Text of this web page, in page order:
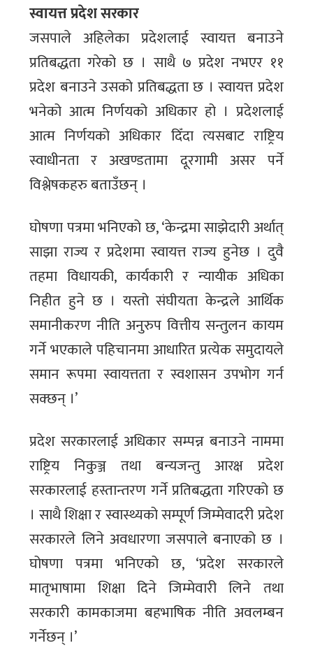
स्वायत्त प्रदेश सरकार
जसपाले अहिलेका प्रदेशलाई स्वायत्त बनाउने
प्रतिबद्धता गरेको छ । साथै ७ प्रदेश नभएर ११
प्रदेश बनाउने उसको प्रतिबद्धता छ । स्वायत्त प्रदेश
भनेको आत्म निर्णयको अधिकार हो । प्रदेशलाई
आत्म निर्णयको अधिकार दिँदा त्यसबाट राष्ट्रिय
स्वाधीनता र अखण्डतामा दूरगामी असर पर्ने
विश्लेषकहरु बताउँछन् ।
घोषणा पत्रमा भनिएको छ, ‘केन्द्रमा साझेदारी अर्थात्
साझा राज्य र प्रदेशमा स्वायत्त राज्य हुनेछ । दुवै
तहमा विधायकी, कार्यकारी र न्यायीक अधिका
निहीत हुने छ । यस्तो संघीयता केन्द्रले आर्थिक
समानीकरण नीति अनुरुप वित्तीय सन्तुलन कायम
गर्ने भएकाले पहिचानमा आधारित प्रत्येक समुदायले
समान रूपमा स्वायत्तता र स्वशासन उपभोग गर्न
सक्छन् ।’
प्रदेश सरकारलाई अधिकार सम्पन्न बनाउने नाममा
राष्ट्रिय निकुञ्ज तथा बन्यजन्तु आरक्ष प्रदेश
सरकारलाई हस्तान्तरण गर्ने प्रतिबद्धता गरिएको छ
। साथै शिक्षा र स्वास्थ्यको सम्पूर्ण जिम्मेवादरी प्रदेश
सरकारले लिने अवधारणा जसपाले बनाएको छ ।
घोषणा पत्रमा भनिएको छ, ‘प्रदेश सरकारले
मातृभाषामा शिक्षा दिने जिम्मेवारी लिने तथा
सरकारी कामकाजमा बहभाषिक नीति अवलम्बन
गर्नेछन् ।’